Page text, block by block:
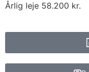
Årlig leje 58.200 kr.